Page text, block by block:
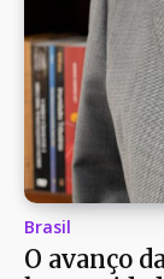
Brasil
O avanço